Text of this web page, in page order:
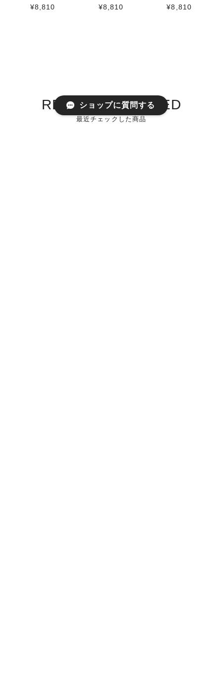
¥8,810
¥8,810
¥8,810
RECENTLY VIEWED
最近チェックした商品
ショップに質問する